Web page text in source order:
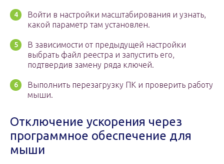
Войти в настройки масштабирования и узнать,
какой параметр там установлен.
В зависимости от предыдущей настройки
выбрать файл реестра и запустить его,
подтвердив замену ряда ключей.
Выполнить перезагрузку ПК и проверить работу
мыши.
Отключение ускорения через
программное обеспечение для
мыши